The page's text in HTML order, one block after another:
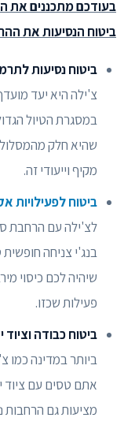
בעודכם מתכננים את
ביטוח הנסיעות את
ביטוח נסיעות
צ'ילה היא יעד
במסגרת הטיול
שהיא חלק
מקיף וייעודי זה.
ביטוח לפעילויות
לצ'ילה עם הרחבת
בנג'י צניחה חופשית
שיהיה לכם כיסוי
פעילות שכזו.
ביטוח כבודה וציוד
ביותר במדינה כמו
אתם טסים עם ציוד
מציעות גם הרחבות